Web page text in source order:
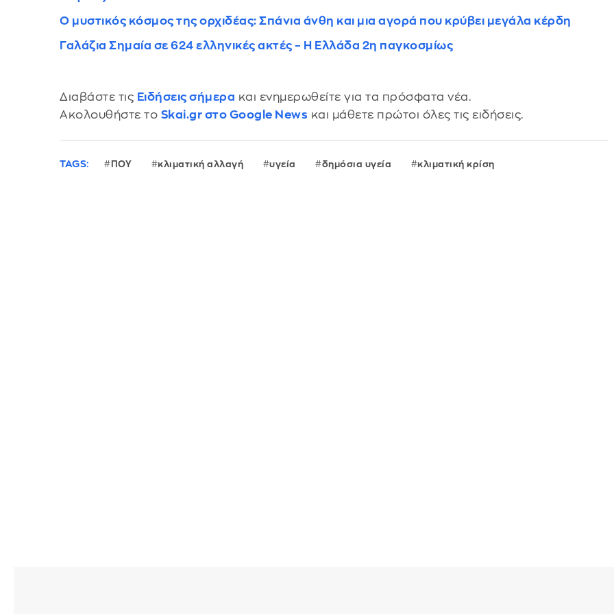
Ο μυστικός κόσμος της ορχιδέας: Σπάνια άνθη και μια αγορά που κρύβει μεγάλα κέρδη
Γαλάζια Σημαία σε 624 ελληνικές ακτές – Η Ελλάδα 2η παγκοσμίως
Διαβάστε τις Ειδήσεις σήμερα και ενημερωθείτε για τα πρόσφατα νέα.
Ακολουθήστε το Skai.gr στο Google News και μάθετε πρώτοι όλες τις ειδήσεις.
TAGS: ΠΟΥ κλιματική αλλαγή υγεία δημόσια υγεία κλιματική κρίση